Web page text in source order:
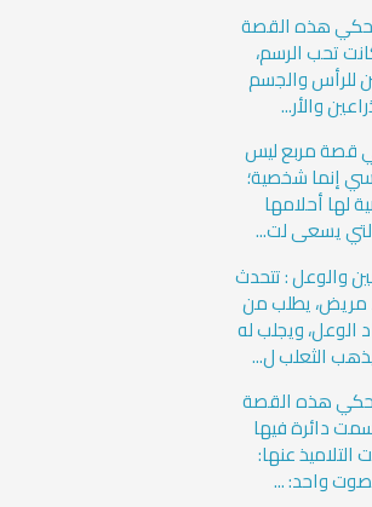
هذه القصة
تحب الرسم،
للرأس والجسم
والأر...
قصة مربع ليس
إنما شخصية؛
لها أحلامها
يسعى لت...
والوعل : تتحدث
يطلب من
الوعل، ويجلب له
الثعلب ل...
هذه القصة
دائرة فيها
عنها:
واحد: ...